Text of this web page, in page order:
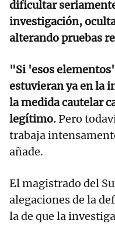
dificultar
investigación,
alterando pruebas
"Si 'esos
estuvieran ya en la
la medida cautelar
legítimo.Pero
trabaja
añade.
El magistrado del
alegaciones de la
la de que la